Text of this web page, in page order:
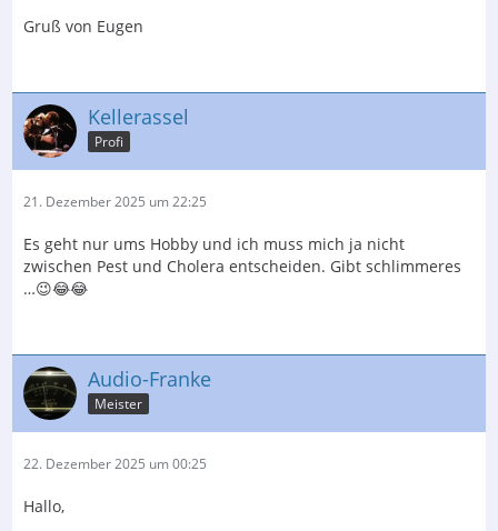
Gruß von Eugen
Kellerassel
Profi
21. Dezember 2025 um 22:25
Es geht nur ums Hobby und ich muss mich ja nicht
zwischen Pest und Cholera entscheiden. Gibt schlimmeres
…😉😂😂
Audio-Franke
Meister
22. Dezember 2025 um 00:25
Hallo,